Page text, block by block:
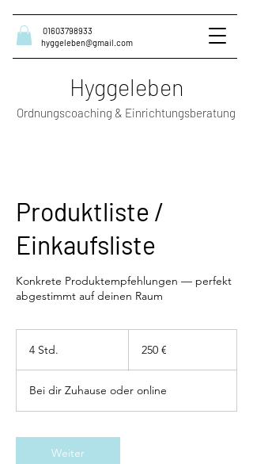
Ordnungscoaching & Einrichtungsberatung
Hyggeleben
01603798933
hyggeleben@gmail.com
Produktliste /
Einkaufsliste
Konkrete Produktempfehlungen — perfekt
abgestimmt auf deinen Raum
4 Std.
d
.
250 €
Bei dir Zuhause oder online
Weiter